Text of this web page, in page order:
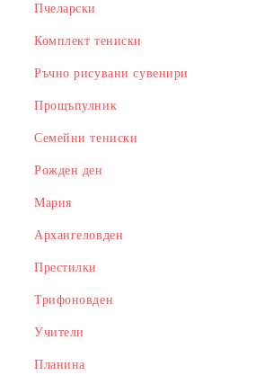
Пчеларски
Комплект тениски
Ръчно рисувани сувенири
Прощъпулник
Семейни тениски
Рожден ден
Мария
Архангеловден
Престилки
Трифоновден
Учители
Планина